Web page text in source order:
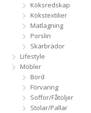
Köksredskap
Kökstextilier
Matlagning
Porslin
Skärbrädor
Lifestyle
Möbler
Bord
Förvaring
Soffor/Fåtöljer
Stolar/Pallar